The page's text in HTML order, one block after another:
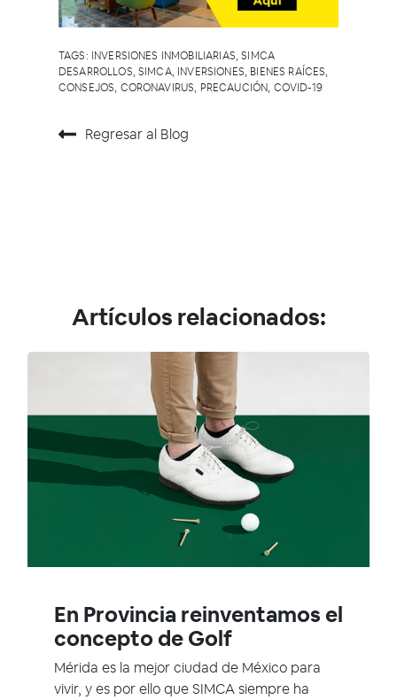
TAGS: INVERSIONES INMOBILIARIAS,SIMCA
DESARROLLOS,SIMCA, INVERSIONES, BIENES RAÍCES,
CONSEJOS, CORONAVIRUS, PRECAUCIÓN, COVID-19
Regresar al Blog
Artículos relacionados:
En Provincia reinventamos el
concepto de Golf
Mérida es la mejor ciudad de México para
vivir, y es por ello que SIMCA siempre ha